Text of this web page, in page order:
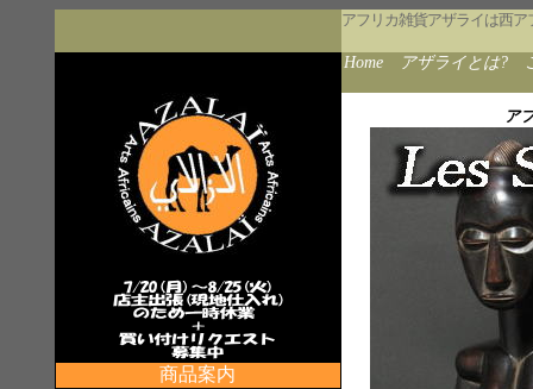
アフリカ雑貨アザライは西
Home アザライとは?
商品案内
ア